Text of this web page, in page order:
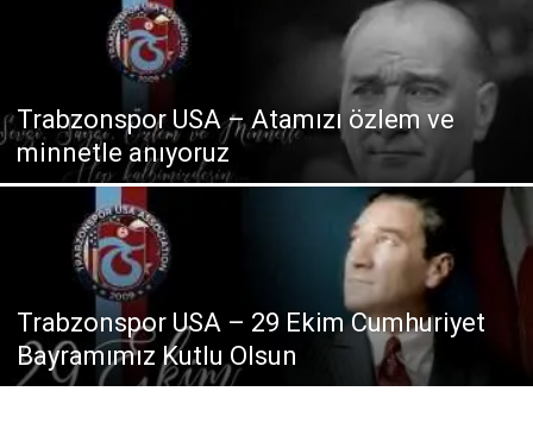
Trabzonspor USA – Atamızı özlem ve
minnetle anıyoruz
Trabzonspor USA – 29 Ekim Cumhuriyet
Bayramımız Kutlu Olsun